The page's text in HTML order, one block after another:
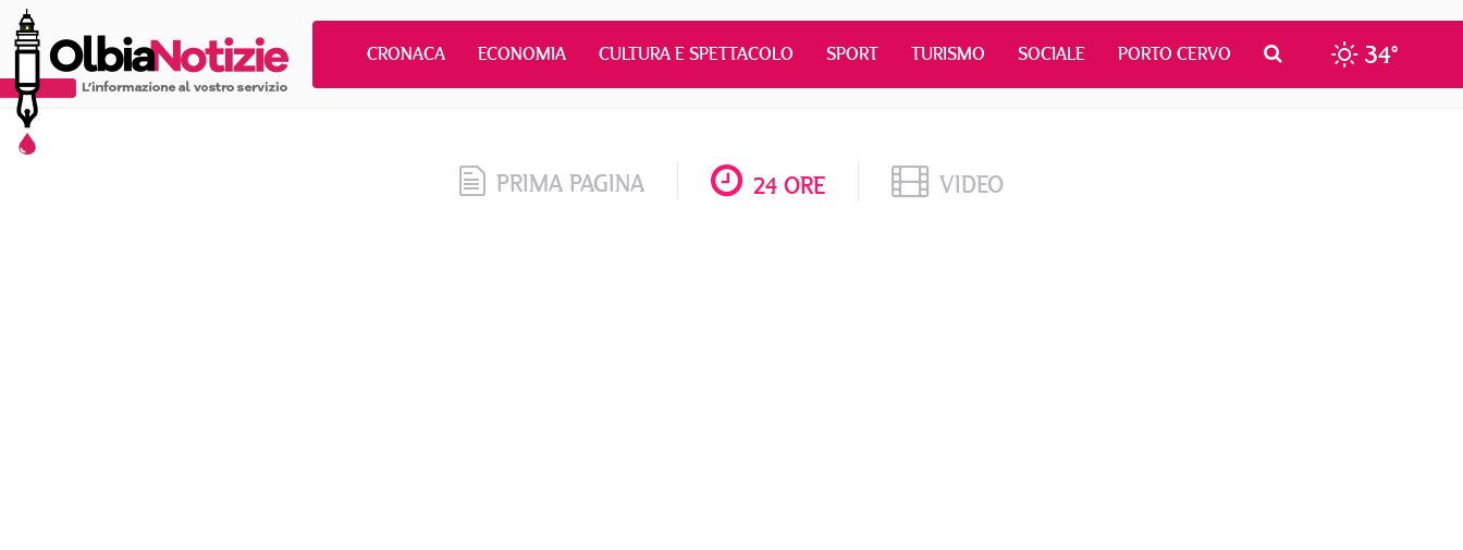
CRONACA ECONOMIA CULTURA E SPETTACOLO SPORT TURISMO SOCIALE PORTO CERVO 34°
PRIMA PAGINA 24 ORE VIDEO